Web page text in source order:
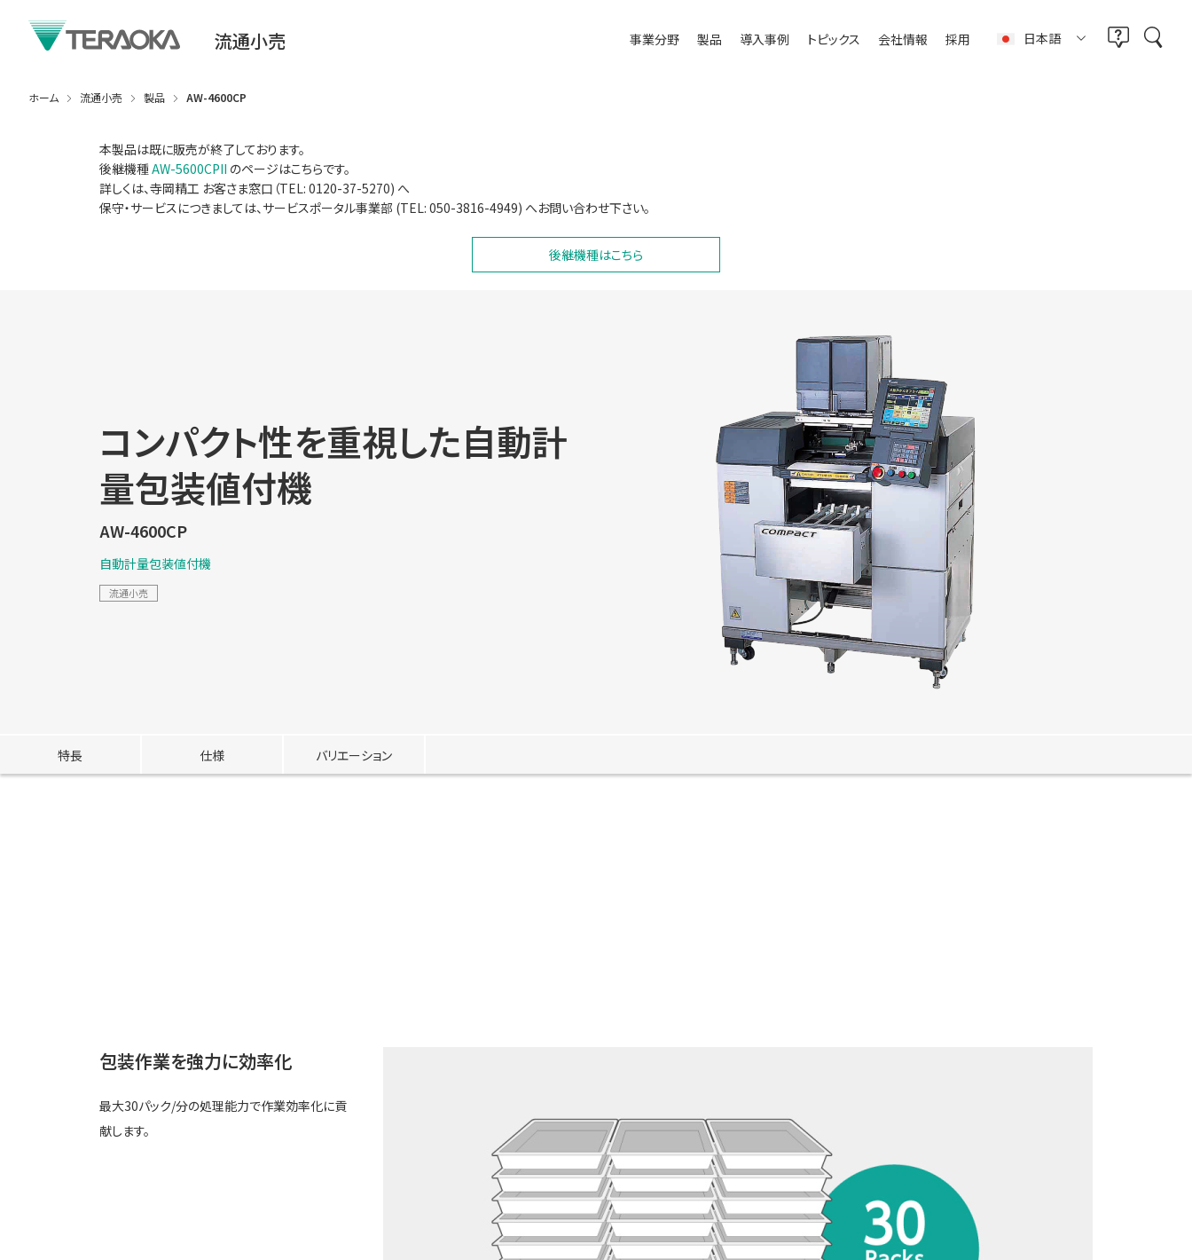
流通小売 事業分野 製品 導入事例 トピックス 会社情報 採用 日本語
ホーム 流通小売 製品 AW-4600CP
本製品は既に販売が終了しております。
後継機種AW-5600CPII のページはこちらです。
詳しくは、寺岡精工 お客さま窓口（TEL: 0120-37-5270) へ
保守・サービスにつきましては、サービスポータル事業部 (TEL: 050-3816-4949) へお問い合わせ下さい。
後継機種はこちら
コンパクト性を重視した自動計
量包装値付機
AW-4600CP
自動計量包装値付機
流通小売
特長 仕様 バリエーション
包装作業を強力に効率化
最大30パック/分の処理能力で作業効率化に貢
献します。